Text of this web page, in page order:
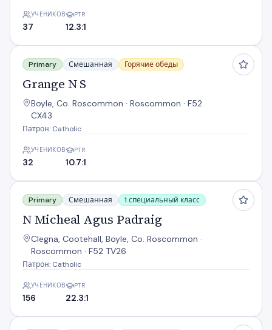
УЧЕНИКОВ
37
PTR
12.3:1
Grange N S
Primary Смешанная Горячие обеды
Grange N S
Boyle, Co. Roscommon · Roscommon · F52
CX43
Патрон: Catholic
УЧЕНИКОВ
32
PTR
10.7:1
N Micheal Agus Padraig
Primary Смешанная 1 специальный класс
N Micheal Agus Padraig
Clegna, Cootehall, Boyle, Co. Roscommon ·
Roscommon · F52 TV26
Патрон: Catholic
УЧЕНИКОВ
156
PTR
22.3:1
Naomh Atrachta